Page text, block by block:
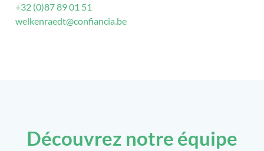
+32 (0)87 89 01 51
welkenraedt@confiancia.be
Découvrez notre équipe